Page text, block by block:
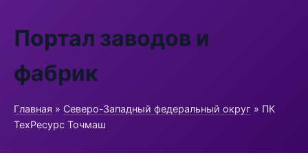
Портал заводов и
фабрик
Главная » Северо-Западный федеральный округ » ПК
ТехРесурс Точмаш